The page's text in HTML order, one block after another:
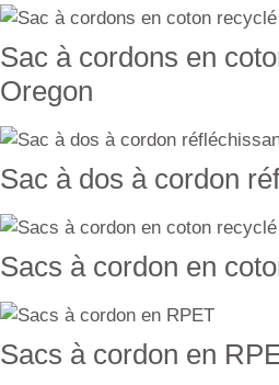
Sac à cordons en
Oregon
Sac à dos à cordon
Sacs à cordon en
Sacs à cordon en